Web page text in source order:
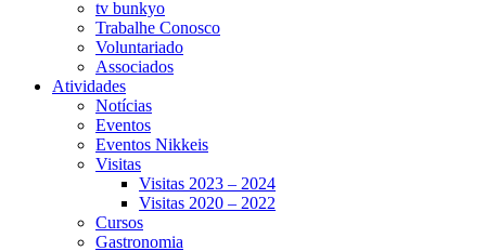
tv bunkyo
Trabalhe Conosco
Voluntariado
Associados
Atividades
Notícias
Eventos
Eventos Nikkeis
Visitas
Visitas 2023 – 2024
Visitas 2020 – 2022
Cursos
Gastronomia